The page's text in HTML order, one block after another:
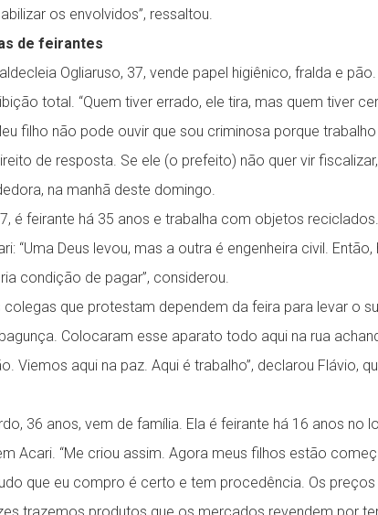
os envolvidos”, ressaltou.
de feirantes
Ogliaruso, 37, vende papel higiênico, fralda e
total. “Quem tiver errado, ele tira, mas quem tiver
filho não pode ouvir que sou criminosa porque
de resposta. Se ele (o prefeito) não quer vir
na manhã deste domingo.
é feirante há 35 anos e trabalha com objetos
“Uma Deus levou, mas a outra é engenheira civil.
condição de pagar”, considerou.
que protestam dependem da feira para levar o
Colocaram esse aparato todo aqui na rua
Viemos aqui na paz. Aqui é trabalho”, declarou Flávio,
36 anos, vem de família. Ela é feirante há 16 anos no
Acari. “Me criou assim. Agora meus filhos estão
que eu compro é certo e tem procedência. Os
trazemos produtos que os mercados revendem por